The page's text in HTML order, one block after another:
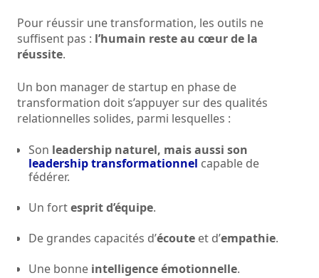
Pour réussir une transformation, les outils ne
suffisent pas : l’humain reste au cœur de la
réussite.
Un bon manager de startup en phase de
transformation doit s’appuyer sur des qualités
relationnelles solides, parmi lesquelles :
Son leadership naturel, mais aussi son
leadership transformationnel capable de
fédérer.
Un fortesprit d’équipe.
De grandes capacités d’écoute et d’empathie.
Une bonne intelligence émotionnelle.